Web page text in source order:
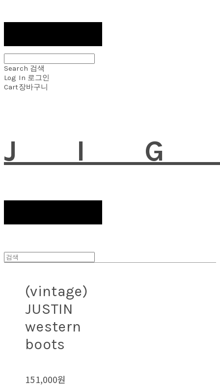
Search 검색
Log In 로그인
Cart장바구니
(vintage)
JUSTIN
western
boots
151,000원